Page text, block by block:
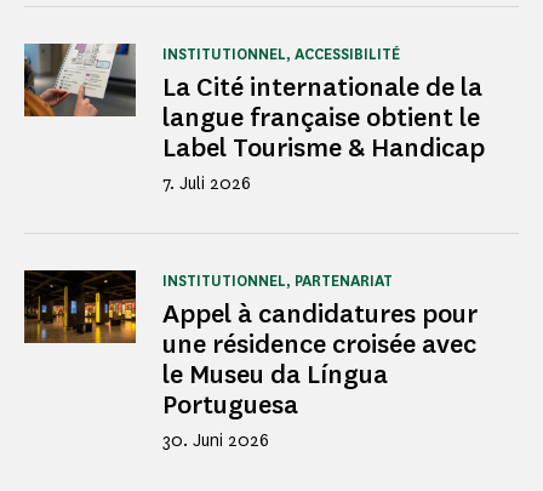
La Cité internationale de la
langue française obtient le
Label Tourisme & Handicap
INSTITUTIONNEL, ACCESSIBILITÉ
7. Juli 2026
Appel à candidatures pour
une résidence croisée avec
le Museu da Língua
Portuguesa
INSTITUTIONNEL, PARTENARIAT
30. Juni 2026